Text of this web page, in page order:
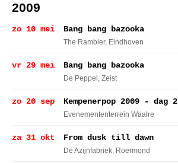
2009
zo 10 mei Bang bang bazooka
The Rambler, Eindhoven
vr 29 mei Bang bang bazooka
De Peppel , Zeist
zo 20 sep Kempenerpop 2009 - dag 2
Evenemententerrein Waalre
za 31 okt From dusk till dawn
De Azijnfabriek, Roermond